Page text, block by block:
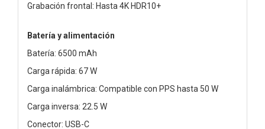
Grabación frontal: Hasta 4K HDR10+
Batería y alimentación
Batería: 6500 mAh
Carga rápida: 67 W
Carga inalámbrica: Compatible con PPS hasta 50 W
Carga inversa: 22.5 W
Conector: USB-C